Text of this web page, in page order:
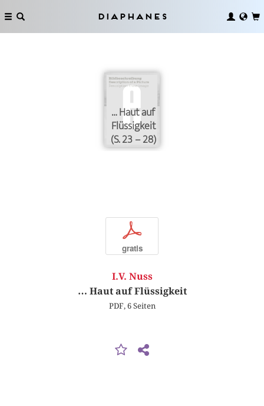
Diaphanes
… Haut auf
Flüssigkeit
(S. 23 – 28)
p
gratis
I.V. Nuss
… Haut auf Flüssigkeit
PDF, 6 Seiten